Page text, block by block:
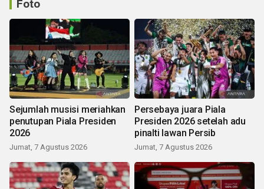
Foto
Sejumlah musisi meriahkan
penutupan Piala Presiden
2026
Jumat, 7 Agustus 2026
Persebaya juara Piala
Presiden 2026 setelah adu
pinalti lawan Persib
Jumat, 7 Agustus 2026